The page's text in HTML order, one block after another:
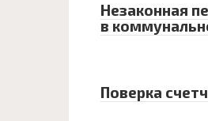
Незаконная
в
Поверка